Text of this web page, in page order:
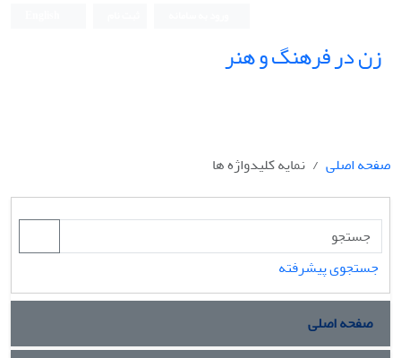
زن در فرهنگ و هنر
صفحه اصلی نمایه کلیدواژه ها
جستجوی پیشرفته
صفحه اصلی